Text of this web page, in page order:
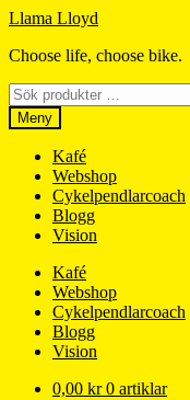
Hoppa
navigering
Hoppa
innehåll
Llama Lloyd
Choose life, choose bike.
Sök
efter:
Meny
Kafé
Webshop
Cykelpendlarcoach
Blogg
Vision
Kafé
Webshop
Cykelpendlarcoach
Blogg
Vision
0,00 kr 0 artiklar